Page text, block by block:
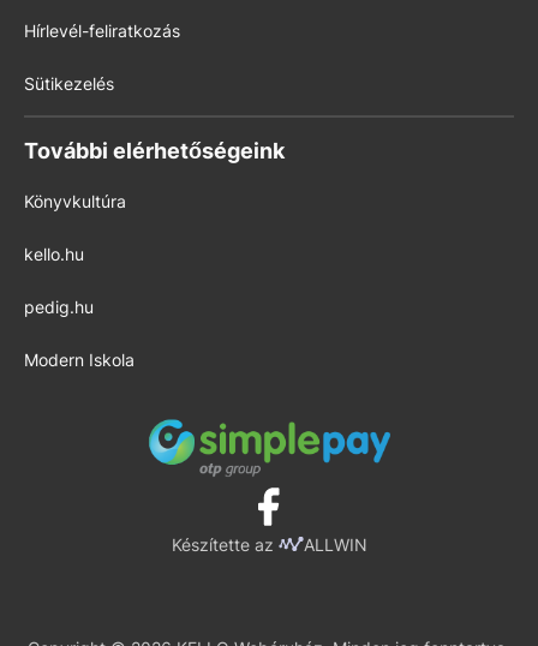
Hírlevél-feliratkozás
Sütikezelés
További elérhetőségeink
Könyvkultúra
kello.hu
pedig.hu
Modern Iskola
Készítette az ALLWIN